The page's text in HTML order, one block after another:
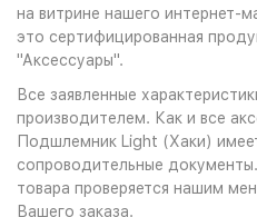
на витрине нашего интернет-
это сертифицированная
"Аксессуары".
Все заявленные
производителем. Как и все
Подшлемник Light (Хаки)
сопроводительные
товара проверяется нашим
Вашего заказа.